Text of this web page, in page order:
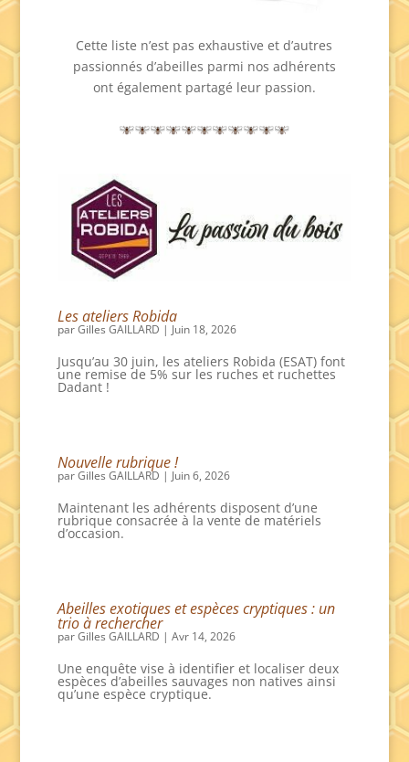
Cette liste n’est pas exhaustive et d’autres
passionnés d’abeilles parmi nos adhérents
ont également partagé leur passion.
Les ateliers Robida
parGilles GAILLARD | Juin 18, 2026
Jusqu’au 30 juin, les ateliers Robida (ESAT) font
une remise de 5% sur les ruches et ruchettes
Dadant !
Nouvelle rubrique !
parGilles GAILLARD | Juin 6, 2026
Maintenant les adhérents disposent d’une
rubrique consacrée à la vente de matériels
d’occasion.
Abeilles exotiques et espèces cryptiques : un
trio à rechercher
parGilles GAILLARD | Avr 14, 2026
Une enquête vise à identifier et localiser deux
espèces d’abeilles sauvages non natives ainsi
qu’une espèce cryptique.